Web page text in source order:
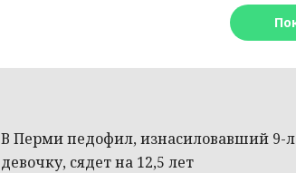
В Перми педофил, изнасиловавший 9-
девочку, сядет на 12,5 лет